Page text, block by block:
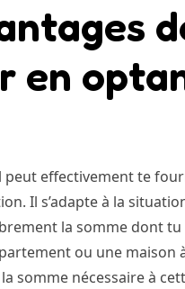
en
effectivement te
Il s’adapte à la
la somme dont
ou une
somme nécessaire à